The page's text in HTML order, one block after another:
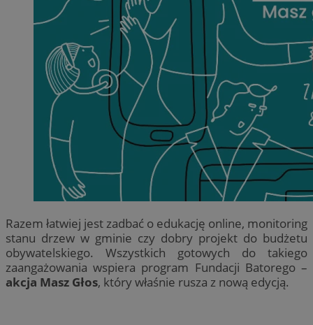
Razem łatwiej jest zadbać o edukację online, monitoring
stanu drzew w gminie czy dobry projekt do budżetu
obywatelskiego. Wszystkich gotowych do takiego
zaangażowania wspiera program Fundacji Batorego –
akcja Masz Głos, który właśnie rusza z nową edycją.